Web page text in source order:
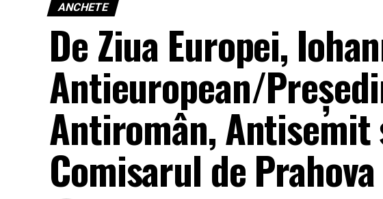
ANCHETE
De Ziua Europei,
Antieuropean/
Antiromân,
Comisarul de Prahova